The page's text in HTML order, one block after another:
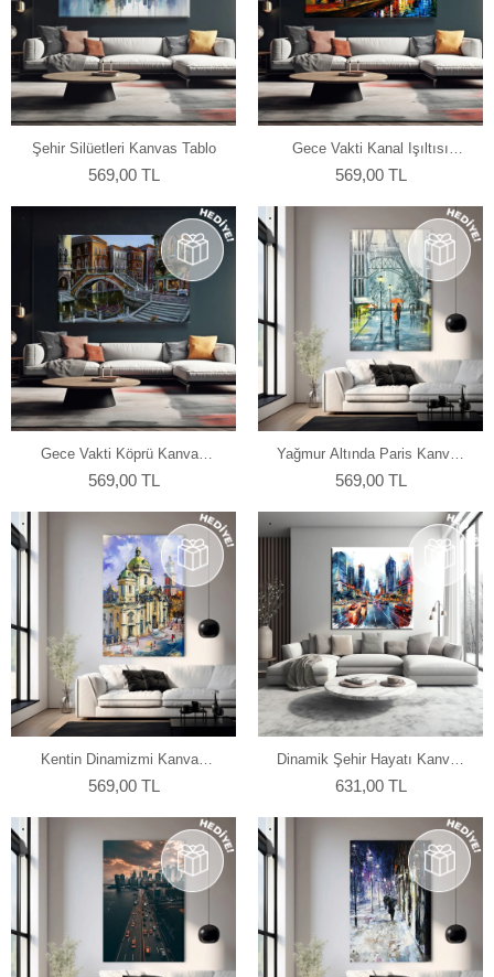
Şehir Silüetleri Kanvas Tablo
569,00 TL
Gece Vakti Kanal Işıltısı
Kanvas Tablo
569,00 TL
Gece Vakti Köprü Kanvas
Tablo
569,00 TL
Yağmur Altında Paris Kanvas
Tablo
569,00 TL
Kentin Dinamizmi Kanvas
Tablo
569,00 TL
Dinamik Şehir Hayatı Kanvas
Tablo
631,00 TL